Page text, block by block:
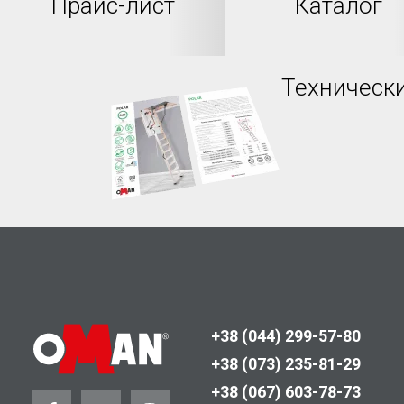
Прайс-лист Каталог
+38 (044) 299-57-80
+38 (073) 235-81-29
+38 (067) 603-78-73